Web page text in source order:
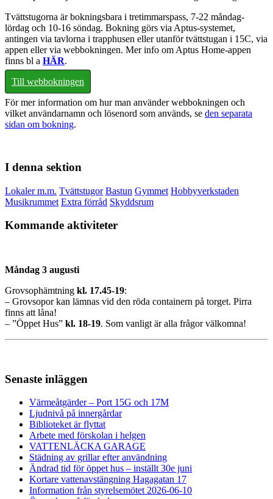
Tvättstugorna är bokningsbara i tretimmarspass, 7-22 måndag-
lördag och 10-16 söndag. Bokning görs via Aptus-systemet,
antingen via tavlorna i trapphusen eller utanför tvättstugan i 15C, via
appen eller via webbokningen. Mer info om Aptus Home-appen
finns bl a HÄR.
Till webbokningen
För mer information om hur man använder webbokningen och
vilket användarnamn och lösenord som används, se den separata
sidan om bokning.
I denna sektion
Lokaler m.m. Tvättstugor Bastun Gymmet Hobbyverkstaden
Musikrummet Extra förråd Skyddsrum
Kommande aktiviteter
Måndag 3 augusti
Grovsophämtning kl. 17.45-19:
– Grovsopor kan lämnas vid den röda containern på torget. Pirra
finns att låna!
– ”Öppet Hus” kl. 18-19. Som vanligt är alla frågor välkomna!
Senaste inläggen
Värmeåtgärder – Port 15G och 17M
Ljudnivå på innergårdar
Biblioteket är flyttat
Arbete med förskolan i helgen
VATTENLÄCKA GARAGE
Städning av grillar efter användning
Ändrad tid för öppet hus – inställt 30e juni
Kortare vattenavstängning Hagagatan 17
Information från styrelsemötet 2026-06-10